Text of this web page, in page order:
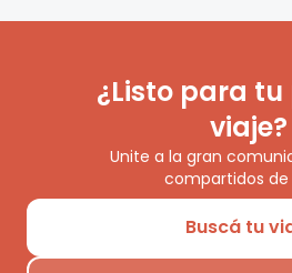
¿Listo para
viaje?
Unite a la gran
compartidos de
Buscá tu